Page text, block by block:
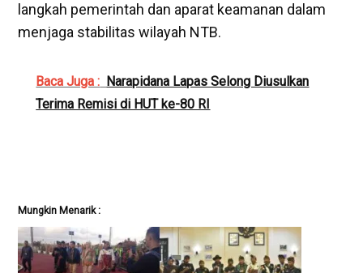
langkah pemerintah dan aparat keamanan dalam
menjaga stabilitas wilayah NTB.
Baca Juga : Narapidana Lapas Selong Diusulkan
Terima Remisi di HUT ke-80 RI
Mungkin Menarik :